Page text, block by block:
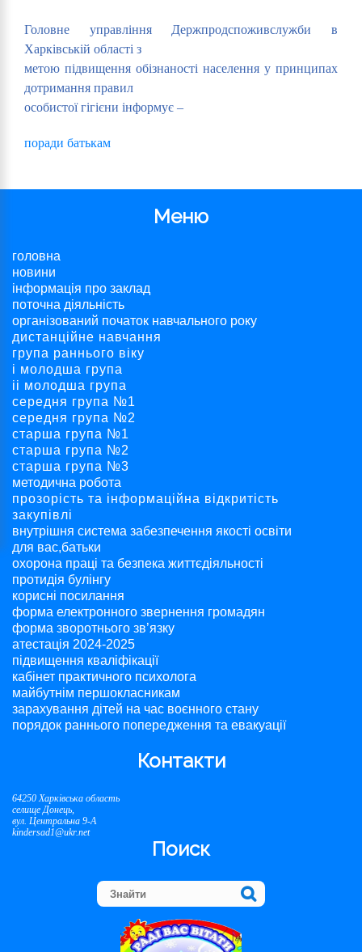
Головне управління Держпродспоживслужби в
Харківській області з
метою підвищення обізнаності населення у принципах
дотримання правил
особистої гігієни інформує –
поради батькам
Меню
головна
новини
інформація про заклад
поточна діяльність
організований початок навчального року
дистанційне навчання
група раннього віку
і молодша група
ii молодша група
середня група №1
середня група №2
старша група №1
старша група №2
старша група №3
методична робота
прозорість та інформаційна відкритість
закупівлі
внутрішня система забезпечення якості освіти
для вас,батьки
охорона праці та безпека життєдіяльності
протидія булінгу
корисні посилання
форма електронного звернення громадян
форма зворотнього зв’язку
атестація 2024-2025
підвищення кваліфікації
кабінет практичного психолога
майбутнім першокласникам
зарахування дітей на час воєнного стану
порядок раннього попередження та евакуації
Контакти
64250 Харківська область
селище Донець,
вул. Центральна 9-А
kindersad1@ukr.net
Поиск